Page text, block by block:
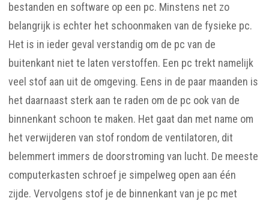
bestanden en software op een pc. Minstens net zo
belangrijk is echter het schoonmaken van de fysieke pc.
Het is in ieder geval verstandig om de pc van de
buitenkant niet te laten verstoffen. Een pc trekt namelijk
veel stof aan uit de omgeving. Eens in de paar maanden is
het daarnaast sterk aan te raden om de pc ook van de
binnenkant schoon te maken. Het gaat dan met name om
het verwijderen van stof rondom de ventilatoren, dit
belemmert immers de doorstroming van lucht. De meeste
computerkasten schroef je simpelweg open aan één
zijde. Vervolgens stof je de binnenkant van je pc met